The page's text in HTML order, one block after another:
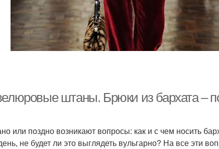
штаны. Брюки из бархата –
или поздно возникают вопросы: как и с чем носить
не будет ли это выглядеть вульгарно? На все эти